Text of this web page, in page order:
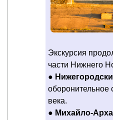
Экскурсия
части Нижнего
●
оборонительное
века.
● Михайло-